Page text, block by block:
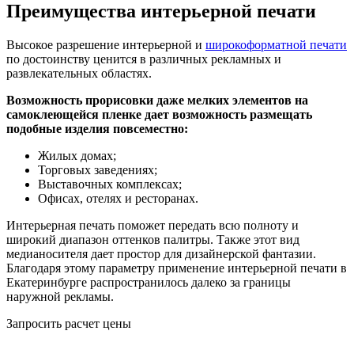
Преимущества интерьерной печати
Высокое разрешение интерьерной и широкоформатной печати
по достоинству ценится в различных рекламных и
развлекательных областях.
Возможность прорисовки даже мелких элементов на
самоклеющейся пленке дает возможность размещать
подобные изделия повсеместно:
Жилых домах;
Торговых заведениях;
Выставочных комплексах;
Офисах, отелях и ресторанах.
Интерьерная печать поможет передать всю полноту и
широкий диапазон оттенков палитры. Также этот вид
медианосителя дает простор для дизайнерской фантазии.
Благодаря этому параметру применение интерьерной печати в
Екатеринбурге распространилось далеко за границы
наружной рекламы.
Запросить расчет цены